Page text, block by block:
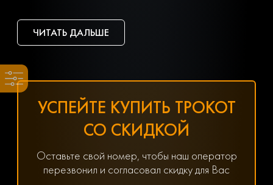
достаточно «отбить» его струей воды на автомойке или из
дворового шланга.
предпочтений — в виде ромбов или сот. Множество
оттенков позволяет подобрать идеальный вариант
коврика под салон с любым дизайном.
Чтобы заказать недорогие ЕВА коврики для Mercedes-
Benz S-klasse (4) (W220,Long, Рестайлинг) (2002-2005),
оформите заявку, заполнив онлайн-форму на нашем
Хотите получить помощь в подборе товаров? Наш
специалист всегда на связи! Позвоните по телефону
8(800) 600-89-40, 8(495) 445-55-08 или напишите в
мессенджер WhatsApp, Viber или Telegram. Менеджер
ЧИТАТЬ ДАЛЬШЕ
УСПЕЙТЕ КУПИТЬ ТРОКОТ
СО СКИДКОЙ
Оставьте свой номер, чтобы наш оператор
перезвонил и согласовал скидку для Вас